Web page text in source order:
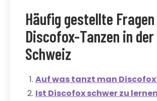
Häufig gestellte
Discofox-Tanzen in der
Schweiz
Auf was tanzt man
Ist Discofox schwer zu